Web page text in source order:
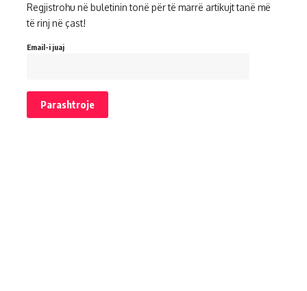
Regjistrohu në buletinin tonë për të marrë artikujt tanë më
të rinj në çast!
Email-i juaj